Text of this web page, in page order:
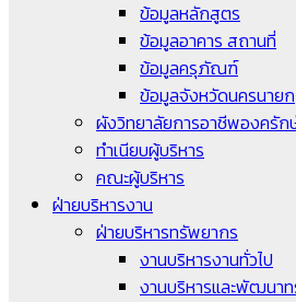
ข้อมูลหลักสูตร
ข้อมูลอาคาร สถานที่
ข้อมูลครุภัณฑ์
ข้อมูลจังหวัดนครนายก
ผังวิทยาลัยการอาชีพองครัก
ทำเนียบผู้บริหาร
คณะผู้บริหาร
ฝ่ายบริหารงาน
ฝ่ายบริหารทรัพยากร
งานบริหารงานทั่วไป
งานบริหารและพัฒนา